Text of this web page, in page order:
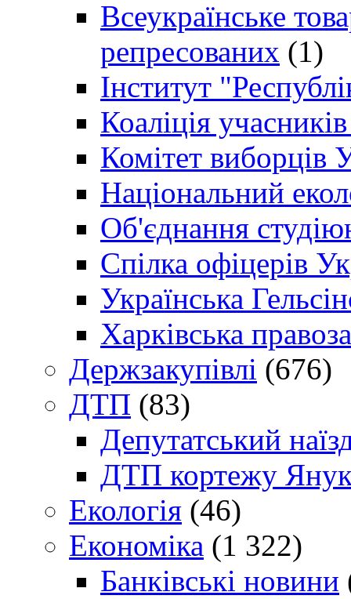
Всеукраїнське
репресованих (1)
Інститут
Коаліція
Комітет виборців
Національний
Об'єднання
Спілка офіцерів
Українська
Харківська
Держзакупівлі (676)
ДТП (83)
Депутатський
ДТП кортежу
Екологія (46)
Економіка (1 322)
Банківські новини